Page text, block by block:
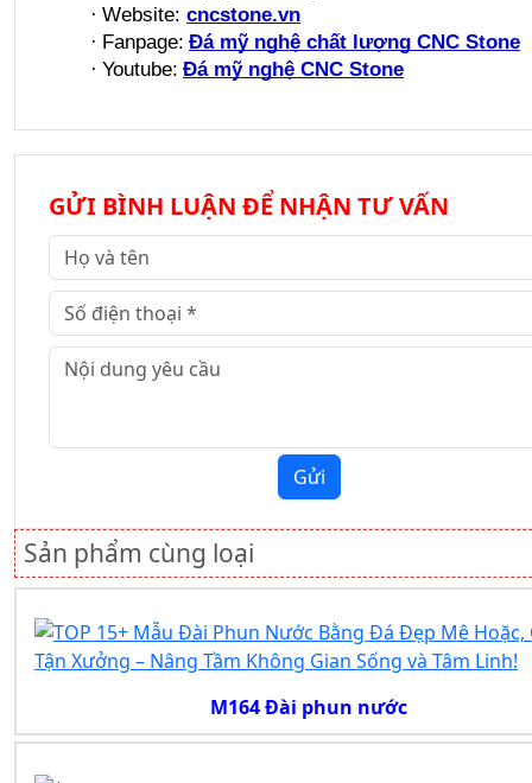
· Website: cncstone.vn
· Fanpage: Đá mỹ nghệ chất lượng CNC Stone
· Youtube: Đá mỹ nghệ CNC Stone
GỬI BÌNH LUẬN ĐỂ NHẬN TƯ VẤN
Gửi
Sản phẩm cùng loại
M164 Đài phun nước